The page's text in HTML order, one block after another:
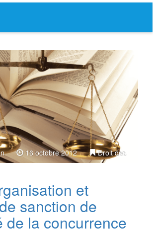
16 octobre 2012
Droit des
et
sanction de
de la concurrence